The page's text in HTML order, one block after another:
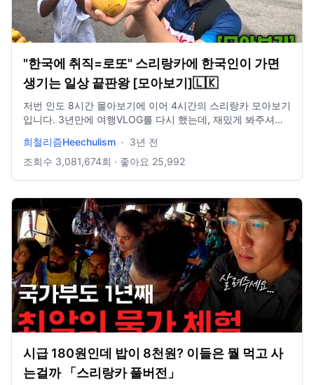
"한국에 취직=로또" 스리랑카에 한국인이 가면
생기는 일상 끝판왕 [모아보기]🇱🇰
저번 인도 8시간 몰아보기에 이어 4시간의 스리랑카 모아보기
입니다. 3년만에 여행VLOG를 다시 했는데, 재밌게 봐주셔서
희철리즘Heechulism · 3년 전
조회수 3,081,674회 · 좋아요 25,992
시급 180원인데 밥이 8천원? 이들은 뭘 먹고 사
는걸까 「스리랑카 풀버전」